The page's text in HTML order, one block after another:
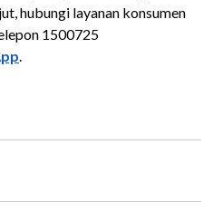
hubungi layanan konsumen
1500725